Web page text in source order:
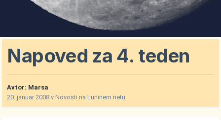
Napoved za 4. teden
Avtor: Marsa
20. januar 2008 vNovosti na Luninem netu